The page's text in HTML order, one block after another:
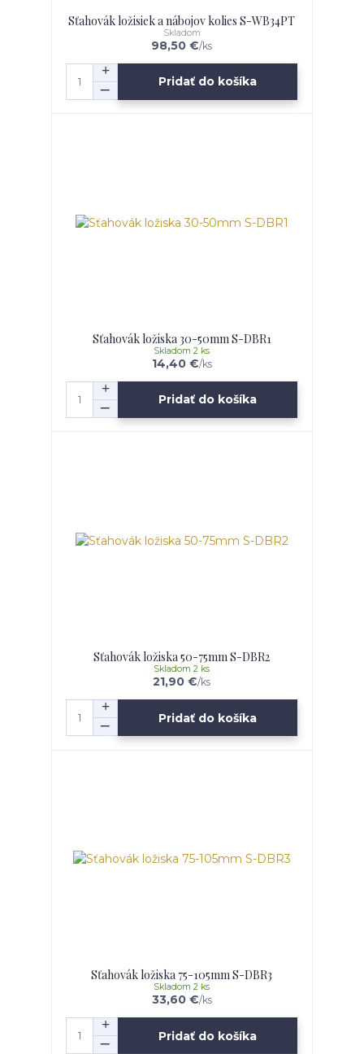
Sťahovák ložisiek a nábojov kolies S-WB34PT
98,50 €/ks
Skladom
Pridať do košíka
Sťahovák ložiska 30-50mm S-DBR1
14,40 €/ks
Skladom 2 ks
Pridať do košíka
Sťahovák ložiska 50-75mm S-DBR2
21,90 €/ks
Skladom 2 ks
Pridať do košíka
Sťahovák ložiska 75-105mm S-DBR3
33,60 €/ks
Skladom 2 ks
Pridať do košíka